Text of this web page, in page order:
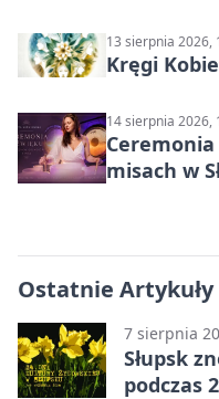
13 sierpnia 2026,
Kręgi
14 sierpnia 2026,
misach w
Ostatnie Artykuły
7 sierpnia
Słupsk
podczas